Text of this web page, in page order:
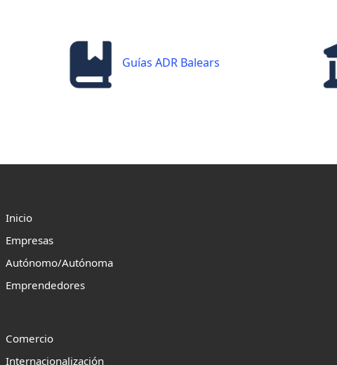
Guías ADR Balears
Inicio
Empresas
Autónomo/Autónoma
Emprendedores
Comercio
Internacionalización